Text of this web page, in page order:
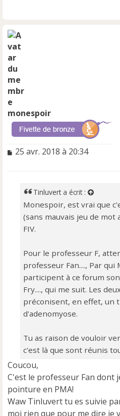
monespoir
M
25 avr. 2018 à 20:34
Tinluverta écrit :
Monespoir, est vrai que
(sans mauvais jeu de mot
FIV.
Pour le professeur F,
professeur Fan...., Par
participent à ce forum
Fry...., qui me suit. Les
préconisent, en effet, un
d'adenomyose.
Tu as raison de vouloir
c'est là que sont réunis
Coucou,
C'est le professeur Fan dont
pointure en PMA!
Waw Tinluvert tu es suivie
moi rien que pour me dire je